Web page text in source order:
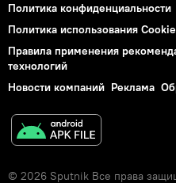
Политика конфиденциальности
Политика использования Cookie
Правила применения
технологий
Новости компаний Реклама
© 2026 Sputnik Все права